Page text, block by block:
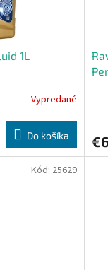
1L
Vypredané
Do košíka
Kód: 25629